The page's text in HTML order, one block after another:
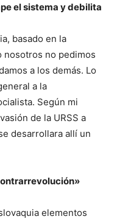
el sistema y debilita
basado en la
nosotros no pedimos
a los demás. Lo
a la
Según mi
de la URSS a
desarrollara allí un
elementos